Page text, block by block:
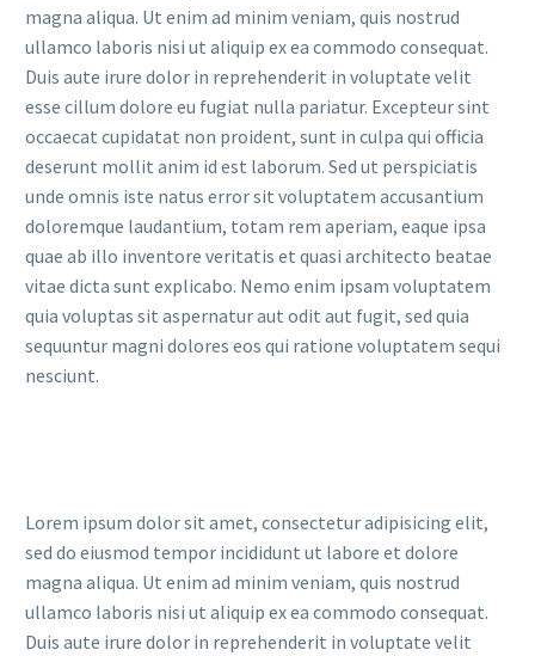
magna aliqua. Ut enim ad minim veniam, quis nostrud
ullamco laboris nisi ut aliquip ex ea commodo consequat.
Duis aute irure dolor in reprehenderit in voluptate velit
esse cillum dolore eu fugiat nulla pariatur. Excepteur sint
occaecat cupidatat non proident, sunt in culpa qui officia
deserunt mollit anim id est laborum. Sed ut perspiciatis
unde omnis iste natus error sit voluptatem accusantium
doloremque laudantium, totam rem aperiam, eaque ipsa
quae ab illo inventore veritatis et quasi architecto beatae
vitae dicta sunt explicabo. Nemo enim ipsam voluptatem
quia voluptas sit aspernatur aut odit aut fugit, sed quia
sequuntur magni dolores eos qui ratione voluptatem sequi
nesciunt.
Lorem ipsum dolor sit amet, consectetur adipisicing elit,
sed do eiusmod tempor incididunt ut labore et dolore
magna aliqua. Ut enim ad minim veniam, quis nostrud
ullamco laboris nisi ut aliquip ex ea commodo consequat.
Duis aute irure dolor in reprehenderit in voluptate velit